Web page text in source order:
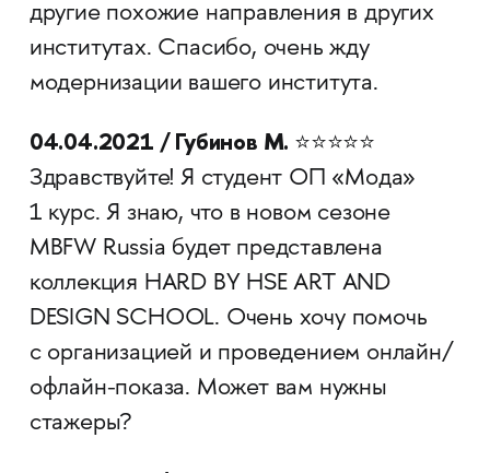
другие похожие направления в других
институтах. Спасибо, очень жду
модернизации вашего института.
04.04.2021 / Губинов М. ⭐⭐⭐⭐⭐
Здравствуйте! Я студент ОП «Мода»
1 курс. Я знаю, что в новом сезоне
MBFW Russia будет представлена
коллекция HARD BY HSE ART AND
DESIGN SCHOOL. Очень хочу помочь
с организацией и проведением онлайн/
офлайн-показа. Может вам нужны
стажеры?